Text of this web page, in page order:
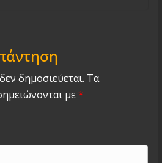
δημοσιεύεται. Τα
με*